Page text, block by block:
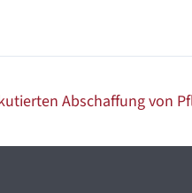
Abschaffung von